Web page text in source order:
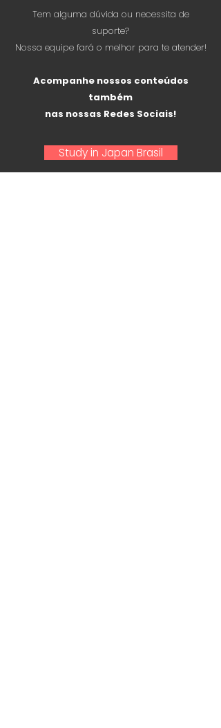
Tem alguma dúvida ou necessita de
suporte?
Nossa equipe fará o melhor para te atender!
Acompanhe nossos conteúdos
também
nas nossas Redes Sociais!
Study in Japan Brasil